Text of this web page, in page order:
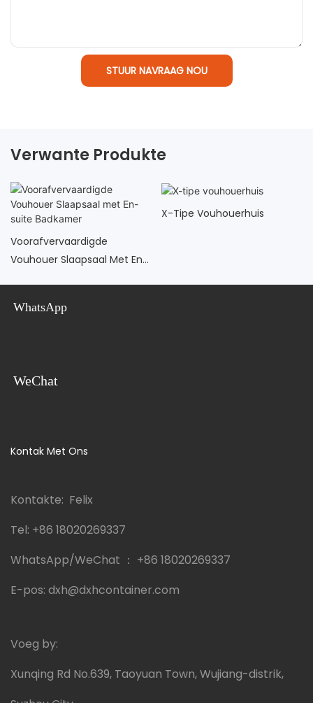
STUUR NAVRAAG NOU
Verwante Produkte
Voorafvervaardigde
Vouhouer Slaapsaal Met En-
X-Tipe Vouhouerhuis
WhatsApp
WeChat
Kontak Met Ons
Kontakte: Felix
Tel: +86 18020269337
WhatsApp/WeChat ： +86 18020269337
E-pos: dxh@dxhcontainer.com
Voeg by:
Xunqing Rd No.639, Taoyuan Town, Wujiang-distrik,